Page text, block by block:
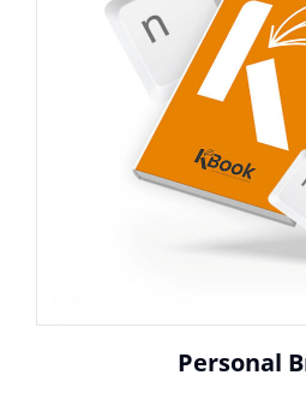
Personal